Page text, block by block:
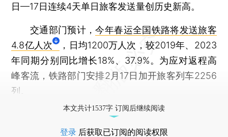
日—17日连续4天单日旅客发送量创历史新高。
交通部门预计，今年春运全国铁路将发送旅客
4.8亿人次
，日均1200万人次，较2019年、2023
年同期分别同比增长18%、37.9%。为应对返程高
峰客流，铁路部门安排2月17日加开旅客列车2256
列。
本文共计1537字 订阅后继续阅读
登录 后获取已订阅的阅读权限